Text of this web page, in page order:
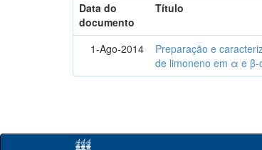
Data do
documento
Título
1-Ago-2014
Preparação e
de limoneno em α e β-